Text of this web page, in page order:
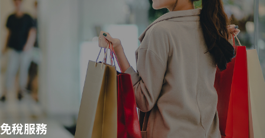
免稅服務